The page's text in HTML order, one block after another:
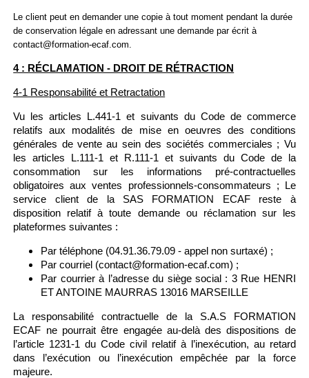
Le client peut en demander une copie à tout moment pendant la durée
de conservation légale en adressant une demande par écrit à
contact@formation-ecaf.com.
4 : RÉCLAMATION - DROIT DE RÉTRACTION
4-1 Responsabilité et Retractation
Vu les articles L.441-1 et suivants du Code de commerce
relatifs aux modalités de mise en oeuvres des conditions
générales de vente au sein des sociétés commerciales ; Vu
les articles L.111-1 et R.111-1 et suivants du Code de la
consommation sur les informations pré-contractuelles
obligatoires aux ventes professionnels-consommateurs ; Le
service client de la SAS FORMATION ECAF reste à
disposition relatif à toute demande ou réclamation sur les
plateformes suivantes :
Par téléphone (04.91.36.79.09 - appel non surtaxé) ;
Par courriel (contact@formation-ecaf.com) ;
Par courrier à l’adresse du siège social : 3 Rue HENRI
ET ANTOINE MAURRAS 13016 MARSEILLE
La responsabilité contractuelle de la S.A.S FORMATION
ECAF ne pourrait être engagée au-delà des dispositions de
l’article 1231-1 du Code civil relatif à l’inexécution, au retard
dans l’exécution ou l’inexécution empêchée par la force
majeure.